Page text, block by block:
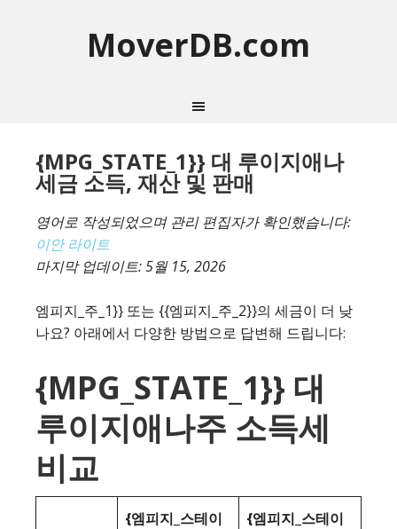
MoverDB.com
{MPG_STATE_1}} 대 루이지애나
세금 소득, 재산 및 판매
영어로 작성되었으며 관리 편집자가 확인했습니다:
이안 라이트
마지막 업데이트:5월 15, 2026
엠피지_주_1}} 또는 {{엠피지_주_2}}의 세금이 더 낮
나요? 아래에서 다양한 방법으로 답변해 드립니다:
{MPG_STATE_1}} 대
루이지애나주 소득세
비교
{엠피지_스테이
{엠피지_스테이